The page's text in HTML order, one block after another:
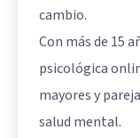
cambio.
Con más de 15
psicológica
mayores y
salud mental.